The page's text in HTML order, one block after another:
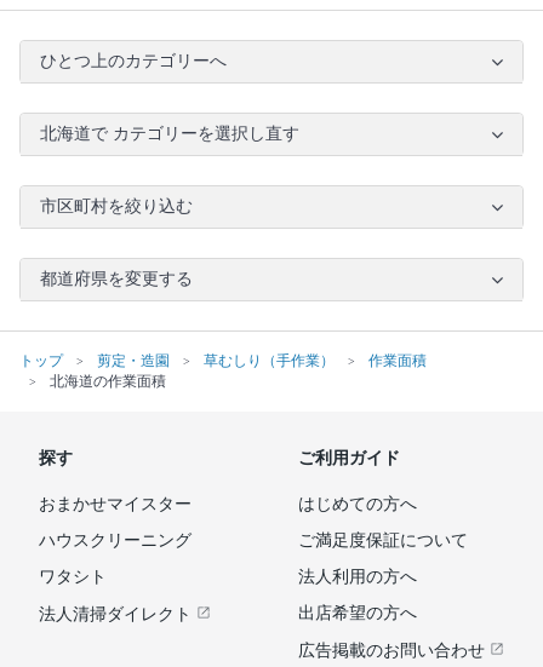
ひとつ上のカテゴリーへ
北海道で カテゴリーを選択し直す
市区町村を絞り込む
都道府県を変更する
トップ 剪定・造園 草むしり（手作業）
作業面積
北海道の作業面積
探す
おまかせマイスター
ハウスクリーニング
ワタシト
法人清掃ダイレクト
ご利用ガイド
はじめての方へ
ご満足度保証について
法人利用の方へ
出店希望の方へ
広告掲載のお問い合わせ